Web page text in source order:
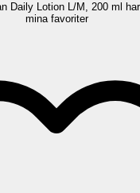
Daily Lotion L/M, 200 ml
mina favoriter